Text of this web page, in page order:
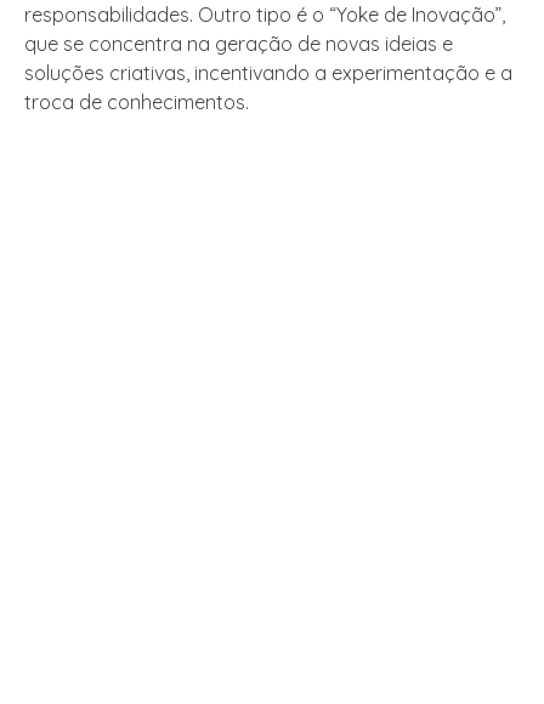
responsabilidades. Outro tipo é o “Yoke de Inovação”,
que se concentra na geração de novas ideias e
soluções criativas, incentivando a experimentação e a
troca de conhecimentos.